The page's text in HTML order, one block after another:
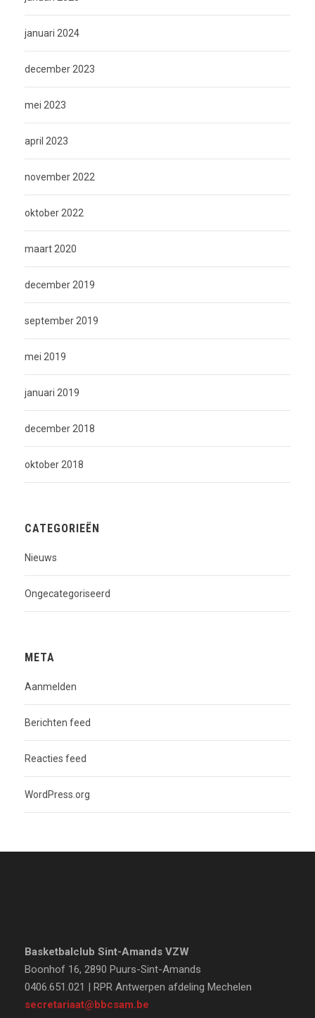
januari 2024
december 2023
mei 2023
april 2023
november 2022
oktober 2022
maart 2020
december 2019
september 2019
mei 2019
januari 2019
december 2018
oktober 2018
CATEGORIEËN
Nieuws
Ongecategoriseerd
META
Aanmelden
Berichten feed
Reacties feed
WordPress.org
Basketbalclub Sint-Amands VZW
Boonhof 16, 2890 Puurs-Sint-Amands
0406.651.021 | RPR Antwerpen afdeling Mechelen
secretariaat@bbcsam.be